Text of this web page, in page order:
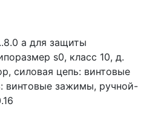
a для защиты
s0, класс 10, д.
силовая цепь: винтовые
винтовые зажимы, ручной-